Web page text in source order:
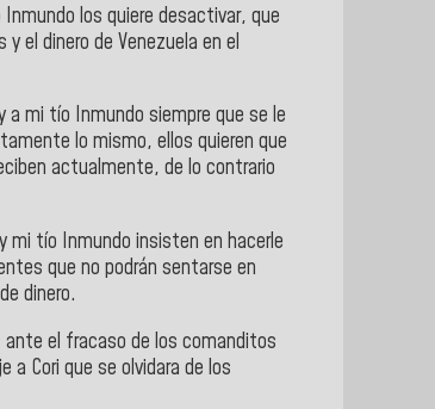
los quiere desactivar, que
el dinero de Venezuela en el
a mi tío Inmundo siempre que se le
lo mismo, ellos quieren que
actualmente, de lo contrario
mi tío Inmundo insisten en hacerle
que no podrán sentarse en
dinero.
ante el fracaso de los comanditos
a Cori que se olvidara de los